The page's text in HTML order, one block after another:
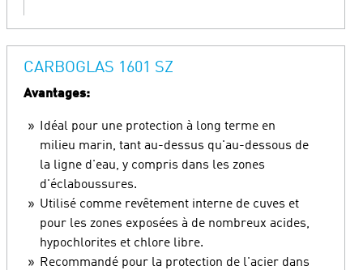
CARBOGLAS 1601 SZ
Avantages:
Idéal pour une protection à long terme en
milieu marin, tant au-dessus qu'au-dessous de
la ligne d'eau, y compris dans les zones
d'éclaboussures.
Utilisé comme revêtement interne de cuves et
pour les zones exposées à de nombreux acides,
hypochlorites et chlore libre.
Recommandé pour la protection de l'acier dans